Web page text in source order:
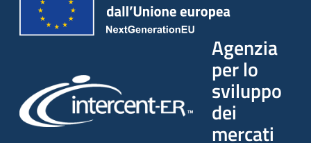
Agenzia
per lo
sviluppo
dei
mercati